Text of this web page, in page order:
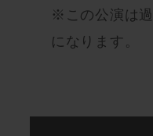
※この公演は
になります。